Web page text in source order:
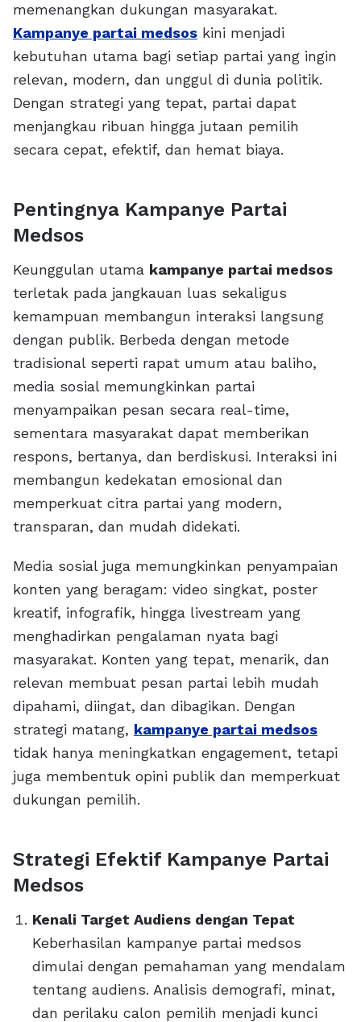
memenangkan dukungan masyarakat.
Kampanye partai medsos kini menjadi
kebutuhan utama bagi setiap partai yang ingin
relevan, modern, dan unggul di dunia politik.
Dengan strategi yang tepat, partai dapat
menjangkau ribuan hingga jutaan pemilih
secara cepat, efektif, dan hemat biaya.
Pentingnya Kampanye Partai
Medsos
Keunggulan utama kampanye partai medsos
terletak pada jangkauan luas sekaligus
kemampuan membangun interaksi langsung
dengan publik. Berbeda dengan metode
tradisional seperti rapat umum atau baliho,
media sosial memungkinkan partai
menyampaikan pesan secara real-time,
sementara masyarakat dapat memberikan
respons, bertanya, dan berdiskusi. Interaksi ini
membangun kedekatan emosional dan
memperkuat citra partai yang modern,
transparan, dan mudah didekati.
Media sosial juga memungkinkan penyampaian
konten yang beragam: video singkat, poster
kreatif, infografik, hingga livestream yang
menghadirkan pengalaman nyata bagi
masyarakat. Konten yang tepat, menarik, dan
relevan membuat pesan partai lebih mudah
dipahami, diingat, dan dibagikan. Dengan
strategi matang, kampanye partai medsos
tidak hanya meningkatkan engagement, tetapi
juga membentuk opini publik dan memperkuat
dukungan pemilih.
Strategi Efektif Kampanye Partai
Medsos
Kenali Target Audiens dengan Tepat
Keberhasilan kampanye partai medsos
dimulai dengan pemahaman yang mendalam
tentang audiens. Analisis demografi, minat,
dan perilaku calon pemilih menjadi kunci